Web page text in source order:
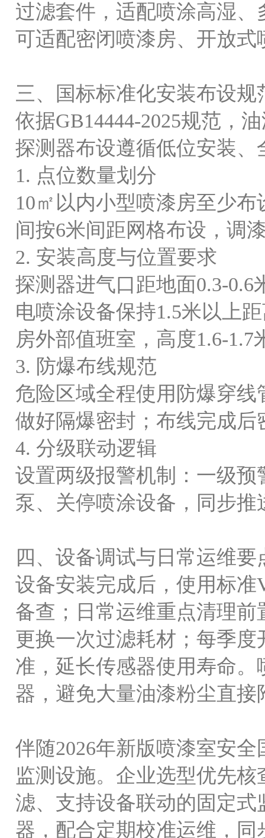
过滤套件，适配喷涂高湿
可适配密闭喷漆房、开放
三、国标标准化安装布设规
依据GB14444-2025规范，
探测器布设遵循低位安装、
1. 点位数量划分
10㎡以内小型喷漆房至少
间按6米间距网格布设，调
2. 安装高度与位置要求
探测器进气口距地面0.3-0.6
电喷涂设备保持1.5米以上
房外部值班室，高度1.6-
3. 防爆布线规范
危险区域全程使用防爆穿
做好隔爆密封；布线完成
4. 分级联动逻辑
设置两级报警机制：一级
泵、关停喷涂设备，同步
四、设备调试与日常运维要
设备安装完成后，使用标准
备查；日常运维重点清理
更换一次过滤耗材；每季
准，延长传感器使用寿命
器，避免大量油漆粉尘直接
伴随2026年新版喷漆室安
监测设施。企业选型优先
滤、支持设备联动的固定
器，配合定期校准运维，